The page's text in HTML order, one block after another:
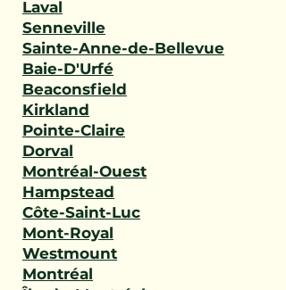
Laval
Senneville
Sainte-Anne-de-Bellevue
Baie-D'Urfé
Beaconsfield
Kirkland
Pointe-Claire
Dorval
Montréal-Ouest
Hampstead
Côte-Saint-Luc
Mont-Royal
Westmount
Montréal